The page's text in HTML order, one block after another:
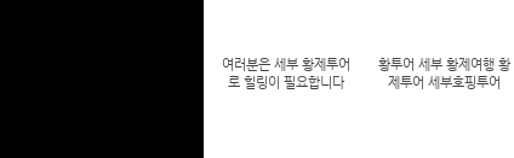
여러분은 세부 황제투어
로 힐링이 필요합니다
황투어 세부 황제여행 황
제투어 세부호핑투어